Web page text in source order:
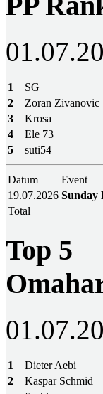
1
SG
2
Zoran Zivanovic
3
Krosa
4
Ele 73
5
suti54
Datum Event
19.07.2026 Sunday
Total
Top 5
1
Dieter Aebi
2
Kaspar Schmid